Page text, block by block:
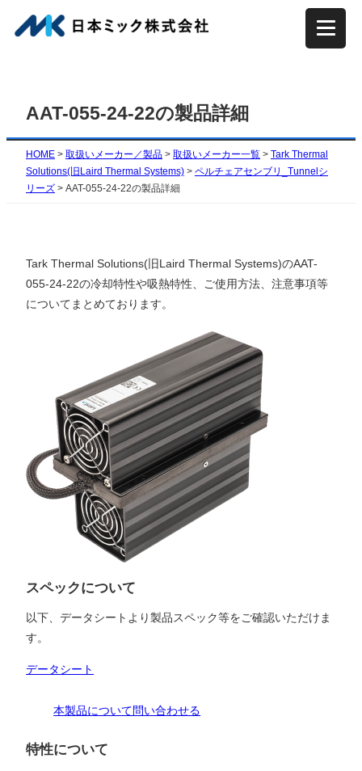
容
プ
AAT-055-24-22の製品詳細
HOME > 取扱いメーカー／製品 > 取扱いメーカー一覧 > Tark Thermal
Solutions(旧Laird Thermal Systems) > ペルチェアセンブリ_Tunnelシ
リーズ > AAT-055-24-22の製品詳細
Tark Thermal Solutions(旧Laird Thermal Systems)のAAT-
055-24-22の冷却特性や吸熱特性、ご使用方法、注意事項等
についてまとめております。
スペックについて
以下、データシートより製品スペック等をご確認いただけま
す。
データシート
本製品について問い合わせる
特性について